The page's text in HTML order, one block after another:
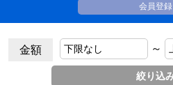
会員登録
金額 ～